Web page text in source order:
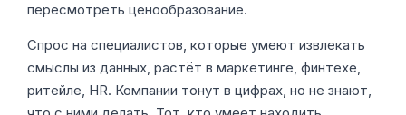
пересмотреть ценообразование.
Спрос на специалистов, которые умеют извлекать
смыслы из данных, растёт в маркетинге, финтехе,
ритейле, HR. Компании тонут в цифрах, но не знают,